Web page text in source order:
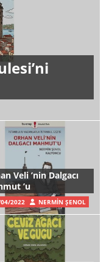
Veli ’nin Dalgacı
’u
2022 NERMIN ŞENOL